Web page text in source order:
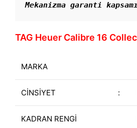
Mekanizma garanti
TAG Heuer Calibre 16
MARKA
CİNSİYET :
KADRAN RENGİ